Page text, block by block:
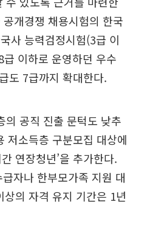
개경쟁 채용시험의 한국
사 능력검정시험(3급 이
이하로 운영하던 우수
도 7급까지 확대한다.
의 공직 진출 문턱도 낮추
저소득층 구분모집 대상에
연장청년’을 추가한다.
자나 한부모가족 지원 대
의 자격 유지 기간은 1년